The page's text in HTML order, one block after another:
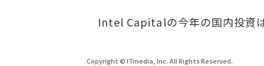
Intel Capitalの今年の国内投資
Copyright © ITmedia, Inc. All Rights Reserved.